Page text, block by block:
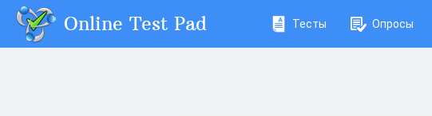
Online Test Pad Тесты Опросы